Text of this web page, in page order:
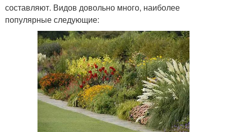
составляют. Видов довольно много, наиболее
популярные следующие: